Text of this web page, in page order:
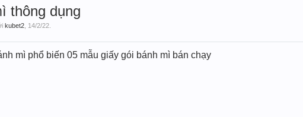
thông dụng
kubet2 14/2/22
mì phổ biến 05 mẫu giấy gói bánh mì bán chạy